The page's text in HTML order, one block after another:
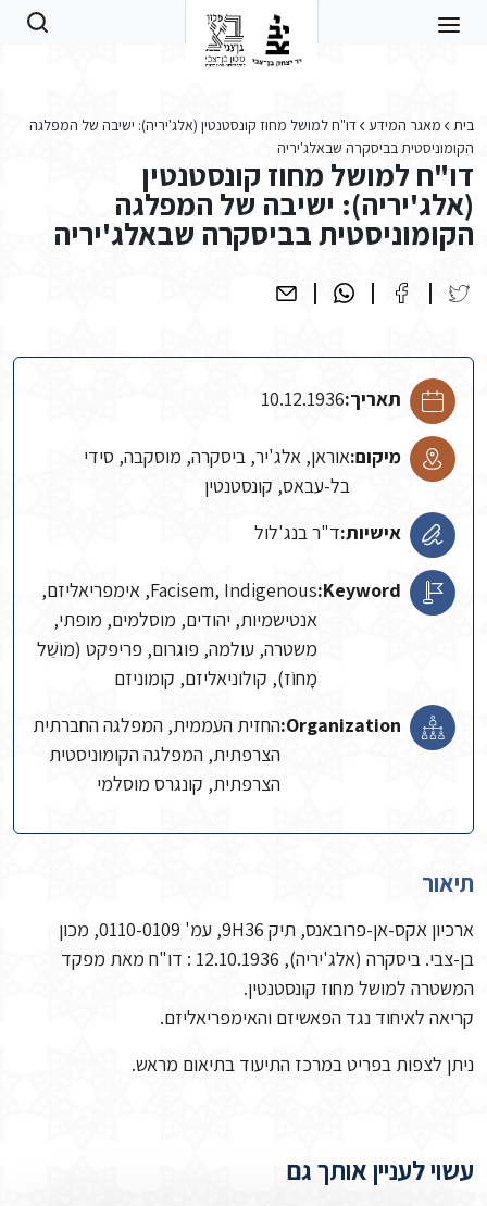
בית מאגר המידע
דו"ח למושל מחוז קונסטנטין (אלג'יריה): ישיבה של המפלגה
הקומוניסטית בביסקרה שבאלג'יריה
דו"ח למושל מחוז קונסטנטין
(אלג'יריה): ישיבה של המפלגה
הקומוניסטית בביסקרה שבאלג'יריה
תאריך:10.12.1936
מיקום:אוראן, אלג'יר, ביסקרה, מוסקבה, סידי
בל-עבאס, קונסטנטין
אישיות:ד"ר בנג'לול
Keyword:
Facisem, Indigenous, אימפריאליזם,
אנטישמיות, יהודים, מוסלמים, מופתי,
משטרה, עולמה, פוגרום, פריפקט (מוֹשֵׁל
מָחוֹז), קולוניאליזם, קומוניזם
Organization: החזית העממית, המפלגה החברתית
הצרפתית, המפלגה הקומוניסטית
הצרפתית, קונגרס מוסלמי
תיאור
ארכיון אקס-אן-פרובאנס, תיק 9H36, עמ' 0110-0109, מכון
בן-צבי. ביסקרה (אלג'יריה), 12.10.1936 : דו"ח מאת מפקד
המשטרה למושל מחוז קונסטנטין.
קריאה לאיחוד נגד הפאשיזם והאימפריאליזם.
ניתן לצפות בפריט במרכז התיעוד בתיאום מראש.
עשוי לעניין אותך גם